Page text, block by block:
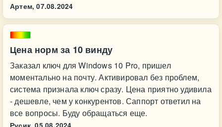
Артем, 07.08.2024
Цена норм за 10 винду
Заказал ключ для Windows 10 Pro, пришел
моментально на почту. Активировал без проблем,
система признала ключ сразу. Цена приятно удивила
- дешевле, чем у конкурентов. Саппорт ответил на
все вопросы. Буду обращаться еще.